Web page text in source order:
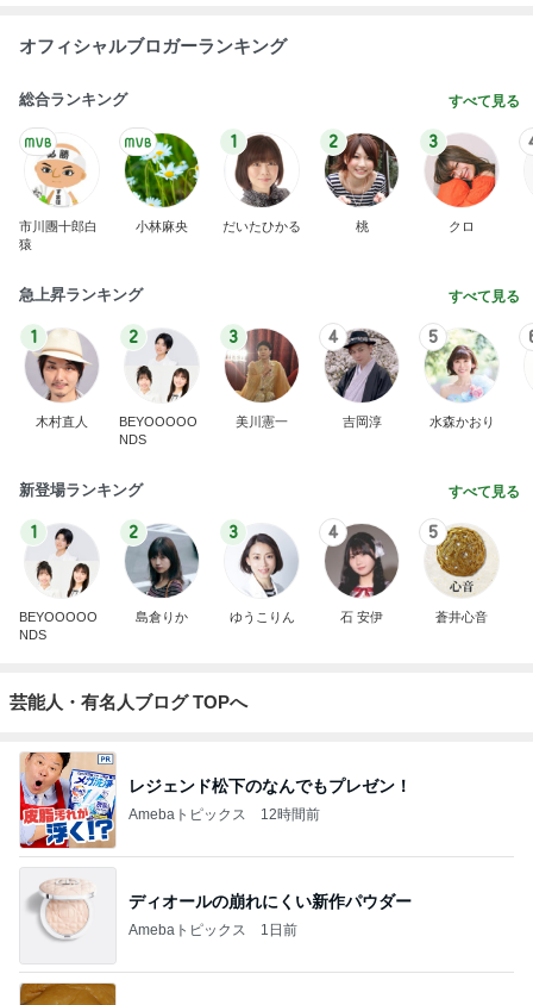
オフィシャルブロガーランキング
総合ランキング すべて見る
市川團十郎白
猿
小林麻央
1
だいたひかる
2
桃
3
クロ
急上昇ランキング すべて見る
1
木村直人
2
BEYOOOOO
NDS
3
美川憲一
4
吉岡淳
5
水森かおり
新登場ランキング すべて見る
1
BEYOOOOO
NDS
2
島倉りか
3
ゆうこりん
4
石 安伊
5
蒼井心音
芸能人・有名人ブログ TOPへ
レジェンド松下のなんでもプレゼン！
Amebaトピックス 12時間前
ディオールの崩れにくい新作パウダー
Amebaトピックス 1日前